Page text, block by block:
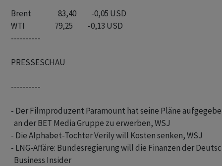
Brent                  83,40          -0,05 USD
----------
PRESSESCHAU
----------
- Der Filmproduzent Paramount hat seine Pläne
  an der BET Media Gruppe zu erwerben, WSJ
- Die Alphabet-Tochter Verily will Kosten senken, WSJ
- LNG-Affäre: Bundesregierung will die Finanzen der
  Business Insider